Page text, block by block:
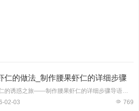
仁的做法_制作腰果虾仁的详细步骤
02-03
769